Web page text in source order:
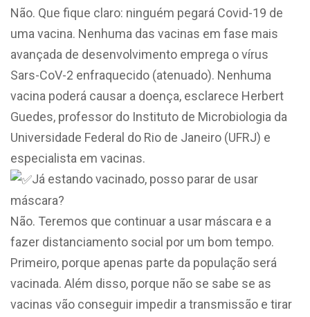
Não. Que fique claro: ninguém pegará Covid-19 de
uma vacina. Nenhuma das vacinas em fase mais
avançada de desenvolvimento emprega o vírus
Sars-CoV-2 enfraquecido (atenuado). Nenhuma
vacina poderá causar a doença, esclarece Herbert
Guedes, professor do Instituto de Microbiologia da
Universidade Federal do Rio de Janeiro (UFRJ) e
especialista em vacinas.
Já estando vacinado, posso parar de usar
máscara?
Não. Teremos que continuar a usar máscara e a
fazer distanciamento social por um bom tempo.
Primeiro, porque apenas parte da população será
vacinada. Além disso, porque não se sabe se as
vacinas vão conseguir impedir a transmissão e tirar